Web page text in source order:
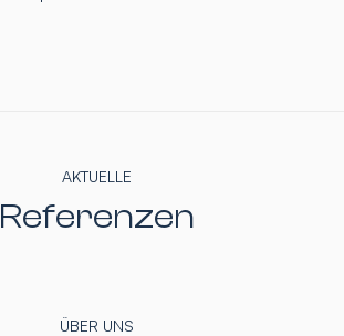
AKTUELLE
Referenzen
ÜBER UNS